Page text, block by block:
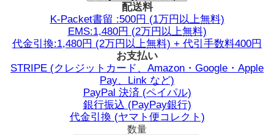
配送料
K-Packet書留 :500円 (1万円以上無料)
EMS:1,480円 (2万円以上無料)
代金引換:1,480円 (2万円以上無料) + 代引手数料400円
お支払い
STRIPE (クレジットカード、Amazon・Google・Apple
Pay、Link など)
PayPal 決済 (ペイパル)
銀行振込 (PayPay銀行)
代金引換 (ヤマト便コレクト)
数量